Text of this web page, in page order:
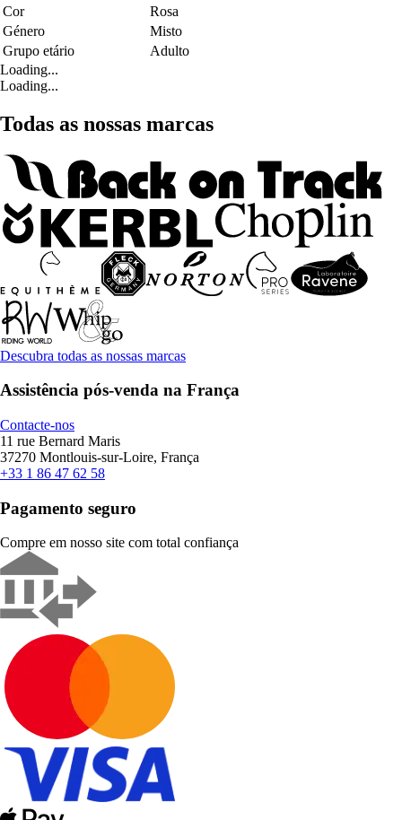
Cor
Rosa
Género
Misto
Grupo etário
Adulto
Loading...
Loading...
Todas as nossas marcas
Descubra todas as nossas marcas
Assistência pós-venda na França
Contacte-nos
11 rue Bernard Maris
37270 Montlouis-sur-Loire, França
+33 1 86 47 62 58
Pagamento seguro
Compre em nosso site com total confiança